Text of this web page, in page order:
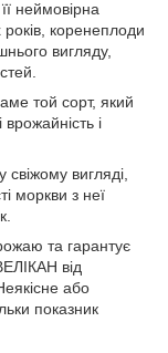
неймовірна
років, коренеплоди
вигляду,
той сорт, який
і
вигляді,
моркви з неї
та гарантує
від
або
показник